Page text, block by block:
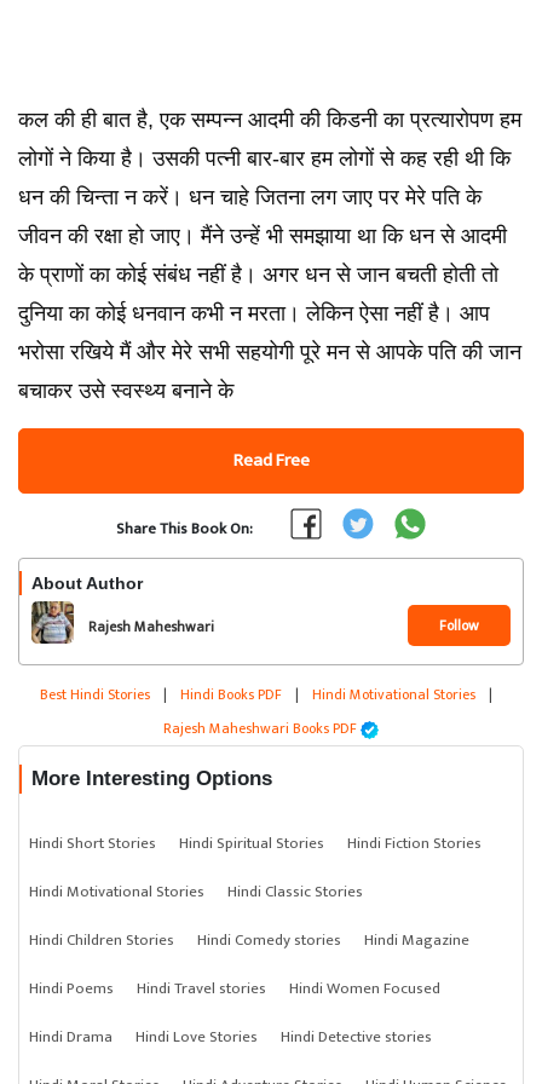
कल की ही बात है, एक सम्पन्न आदमी की किडनी का प्रत्यारोपण हम
लोगों ने किया है। उसकी पत्नी बार-बार हम लोगों से कह रही थी कि
धन की चिन्ता न करें। धन चाहे जितना लग जाए पर मेरे पति के
जीवन की रक्षा हो जाए। मैंने उन्हें भी समझाया था कि धन से आदमी
के प्राणों का कोई संबंध नहीं है। अगर धन से जान बचती होती तो
दुनिया का कोई धनवान कभी न मरता। लेकिन ऐसा नहीं है। आप
भरोसा रखिये मैं और मेरे सभी सहयोगी पूरे मन से आपके पति की जान
बचाकर उसे स्वस्थ्य बनाने के
Read Free
Share This Book On:
About Author
Rajesh Maheshwari Follow
Best Hindi Stories | Hindi Books PDF | Hindi Motivational Stories |
Rajesh Maheshwari Books PDF
More Interesting Options
Hindi Short Stories Hindi Spiritual Stories
Hindi Fiction Stories
Hindi Motivational Stories
Hindi Classic Stories
Hindi Children Stories
Hindi Comedy stories
Hindi Magazine
Hindi Poems
Hindi Travel stories
Hindi Women Focused
Hindi Drama
Hindi Love Stories
Hindi Detective stories